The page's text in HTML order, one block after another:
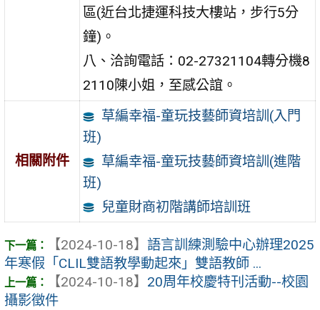
區(近台北捷運科技大樓站，步行5分
鐘)。
八、洽詢電話：02-27321104轉分機8
2110陳小姐，至感公誼。
相關附件
草編幸福-童玩技藝師資培訓(入門
班)
草編幸福-童玩技藝師資培訓(進階
班)
兒童財商初階講師培訓班
【2024-10-18】 語言訓練測驗中心辦理2025
年寒假「CLIL雙語教學動起來」雙語教師 ...
【2024-10-18】 20周年校慶特刊活動--校園
攝影徵件